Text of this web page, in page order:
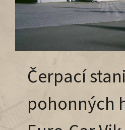
Čerpací
pohonných